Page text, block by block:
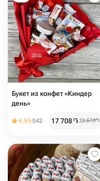
Букет из конфет «Киндер
день»
4.95542 17 708֏19 676֏